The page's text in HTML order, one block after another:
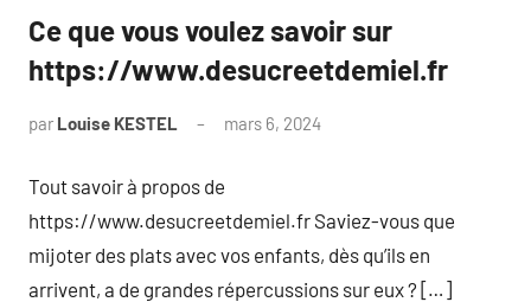
Ce que vous voulez savoir sur
https://www.desucreetdemiel.fr
par Louise KESTEL mars 6, 2024
Tout savoir à propos de
https://www.desucreetdemiel.fr Saviez-vous que
mijoter des plats avec vos enfants, dès qu’ils en
arrivent, a de grandes répercussions sur eux ? […]